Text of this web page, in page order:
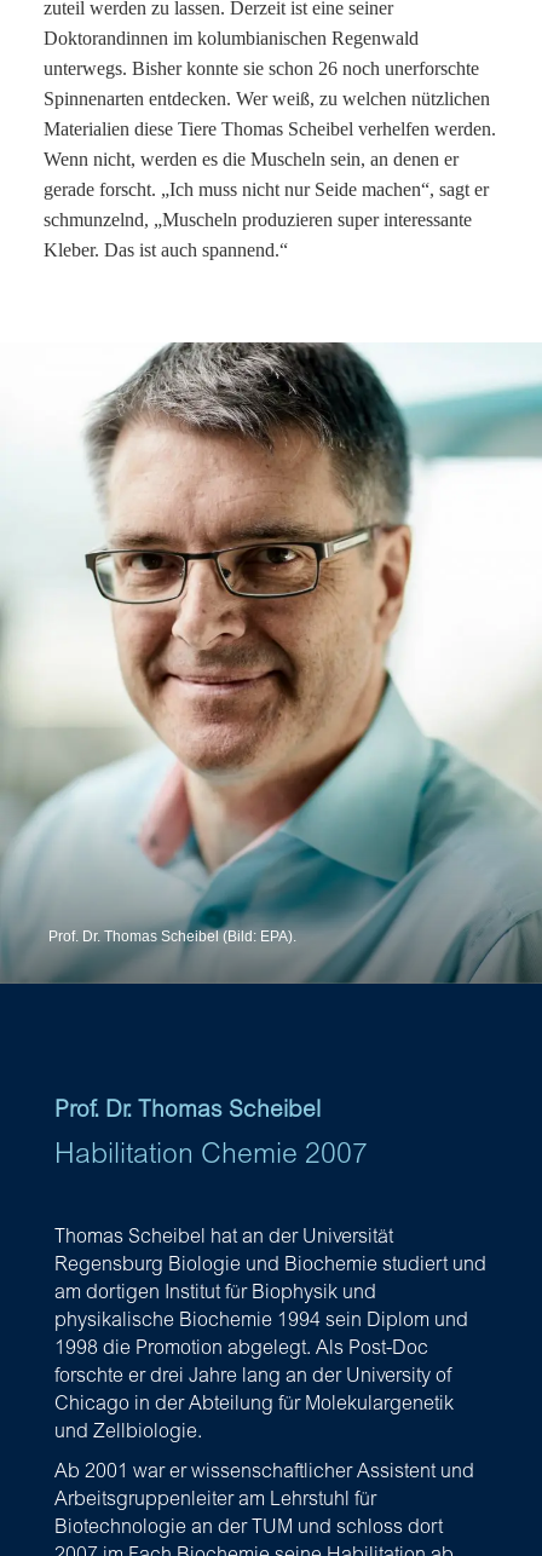
zuteil werden zu lassen. Derzeit ist eine seiner
Doktorandinnen im kolumbianischen Regenwald
unterwegs. Bisher konnte sie schon 26 noch unerforschte
Spinnenarten entdecken. Wer weiß, zu welchen nützlichen
Materialien diese Tiere Thomas Scheibel verhelfen werden.
Wenn nicht, werden es die Muscheln sein, an denen er
gerade forscht. „Ich muss nicht nur Seide machen“, sagt er
schmunzelnd, „Muscheln produzieren super interessante
Kleber. Das ist auch spannend.“
Prof. Dr. Thomas Scheibel (Bild: EPA).
Prof. Dr. Thomas Scheibel
Habilitation Chemie 2007
Thomas Scheibel hat an der Universität
Regensburg Biologie und Biochemie studiert und
am dortigen Institut für Biophysik und
physikalische Biochemie 1994 sein Diplom und
1998 die Promotion abgelegt. Als Post-Doc
forschte er drei Jahre lang an der University of
Chicago in der Abteilung für Molekulargenetik
und Zellbiologie.
Ab 2001 war er wissenschaftlicher Assistent und
Arbeitsgruppenleiter am Lehrstuhl für
Biotechnologie an der TUM und schloss dort